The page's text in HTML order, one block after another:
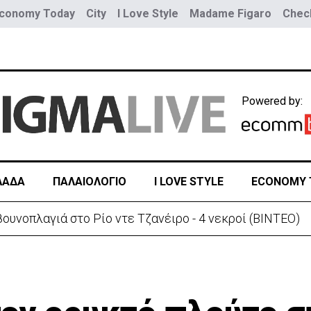
Today City I Love Style Madame Figaro
Powered by:
ΠΑΛΑΙΟΛΟΓΙΟ I LOVE STYLE ECONOMY
Στις φλόγες όχημα δίπλα σε χωράφι στη Λάρνακα - Πρόλαβαν τα χειρότερα